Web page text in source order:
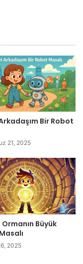
Bir Robot
21, 2025
Ormanın Büyük
2025